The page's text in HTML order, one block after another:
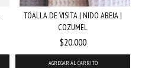
TOALLA DE VISITA | NIDO ABEJA |
COZUMEL
$20.000